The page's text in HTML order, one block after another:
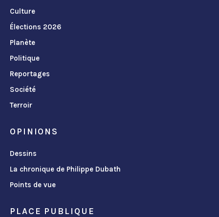
Culture
Élections 2026
Planète
Politique
Reportages
Société
Terroir
OPINIONS
Dessins
La chronique de Philippe Dubath
Points de vue
PLACE PUBLIQUE